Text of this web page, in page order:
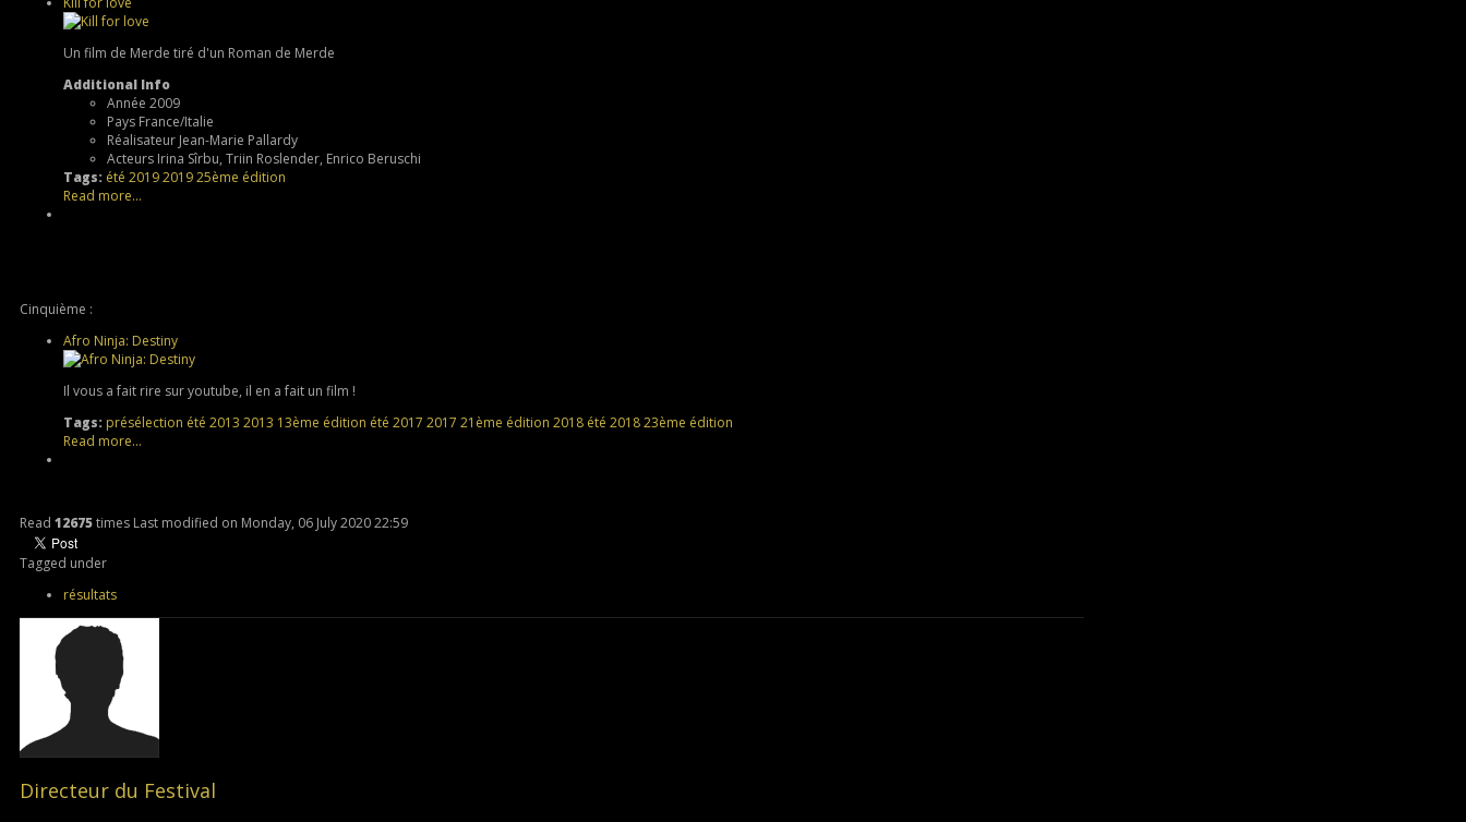
Un film de Merde tiré d'un Roman de Merde
Additional Info
Année 2009
Pays France/Italie
Réalisateur Jean-Marie Pallardy
Acteurs Irina Sîrbu, Triin Roslender, Enrico Beruschi
Tags: été 2019201925ème édition
Read more...
Cinquième :
Afro Ninja: Destiny
Il vous a fait rire sur youtube, il en a fait un film !
Tags: présélection été 2013 2013 13ème édition été 2017 2017 21ème édition 2018 été 201823ème édition
Read more...
Read 12675times Last modified on Monday, 06 July 2020 22:59
Tagged under
résultats
Directeur du Festival